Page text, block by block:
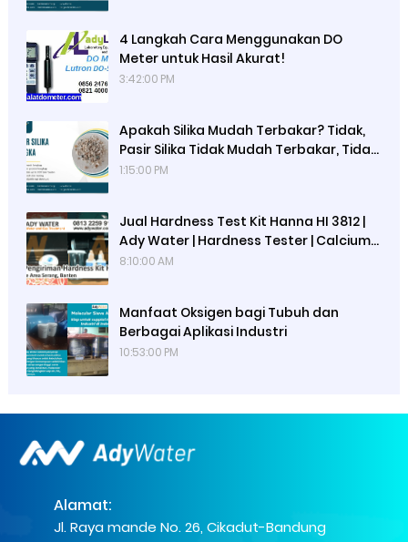
4 Langkah Cara Menggunakan DO
Meter untuk Hasil Akurat!
3:42:00 PM
Apakah Silika Mudah Terbakar? Tidak,
Pasir Silika Tidak Mudah Terbakar, Tidak
Beracun, Inert, Namun Berpotensi
1:15:00 PM
Jual Hardness Test Kit Hanna HI 3812 |
Ady Water | Hardness Tester | Calcium
Checker
8:10:00 AM
Manfaat Oksigen bagi Tubuh dan
Berbagai Aplikasi Industri
10:53:00 PM
Alamat:
Jl. Raya mande No. 26, Cikadut-Bandung